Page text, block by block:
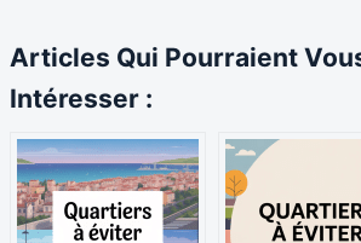
Articles Qui Pourraient
Intéresser :